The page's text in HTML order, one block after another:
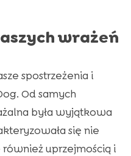
wrażeń
spostrzeżenia i
Od samych
była wyjątkowa
się nie
uprzejmością i